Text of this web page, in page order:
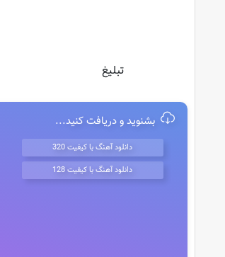
تبلیغ
بشنوید و دریافت کنید...
دانلود آهنگ با کیفیت 320
دانلود آهنگ با کیفیت 128